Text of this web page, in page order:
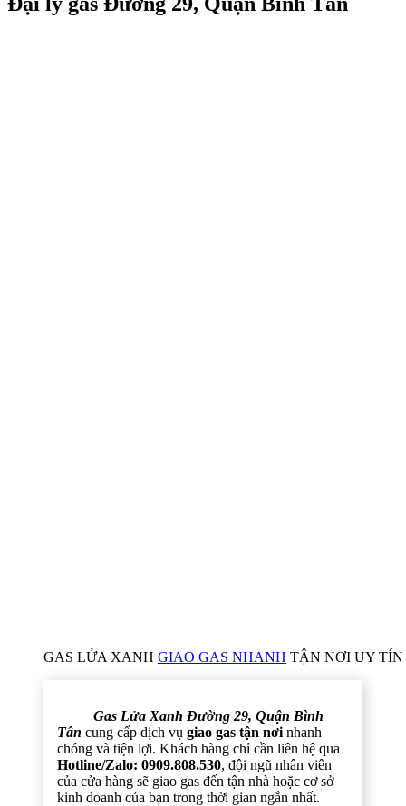
GAS LỬA XANH GIAO GAS NHANH TẬN NƠI UY
Gas Lửa Xanh Đường 29, Quận Bình
Tân cung cấp dịch vụ giao gas tận nơi nhanh
chóng và tiện lợi. Khách hàng chỉ cần liên hệ qua
Hotline/Zalo: 0909.808.530, đội ngũ nhân viên
của cửa hàng sẽ giao gas đến tận nhà hoặc cơ sở
kinh doanh của bạn trong thời gian ngắn nhất.